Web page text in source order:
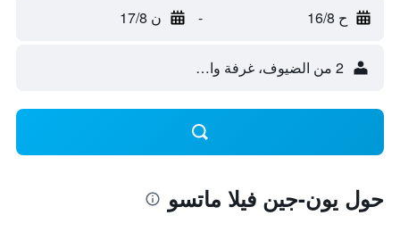
ح 16/8 - ن 17/8
2 من الضيوف، غرفة واحدة
حول يون-جين فيلا ماتسو